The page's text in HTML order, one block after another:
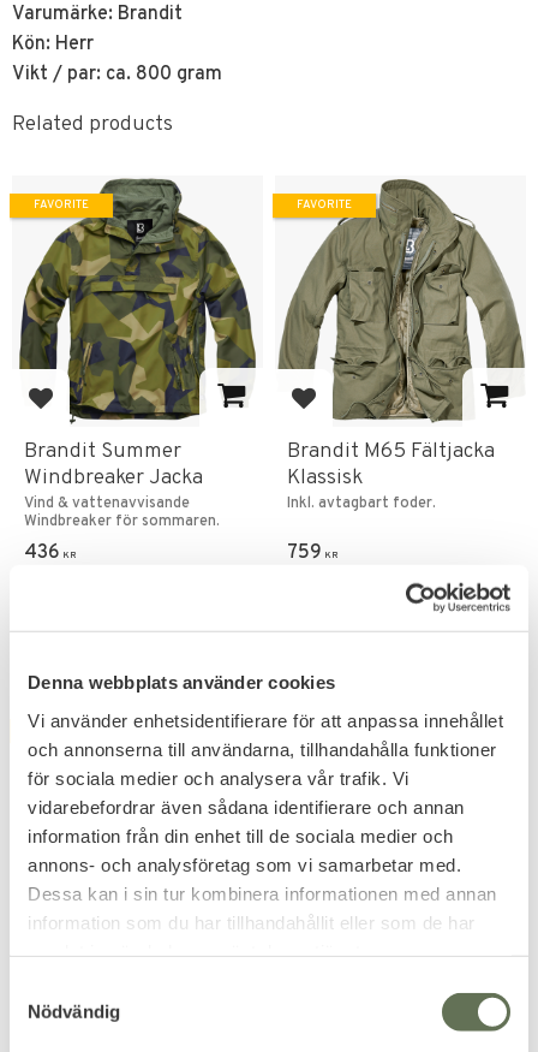
Denna webbplats använder cookies
Vi använder enhetsidentifierare för att anpassa innehållet
och annonserna till användarna, tillhandahålla funktioner
för sociala medier och analysera vår trafik. Vi
vidarebefordrar även sådana identifierare och annan
information från din enhet till de sociala medier och
annons- och analysföretag som vi samarbetar med.
Dessa kan i sin tur kombinera informationen med annan
information som du har tillhandahållit eller som de har
Nödvändig
Varumärke: Brandit
Kön: Herr
Vikt / par: ca. 800 gram
Related products
Add to favorites
Brandit Summer
Windbreaker Jacka
Vind & vattenavvisande
Windbreaker för sommaren.
436 KR
FAVORITE
Add to favorites
Brandit M65 Fältjacka
Klassisk
Inkl. avtagbart foder.
759 KR
FAVORITE
Add to favorites
Militärjacka
Stentvättad robust
FAVORITE
Add to favorites
En amerikansk klassiker rak
FAVORITE